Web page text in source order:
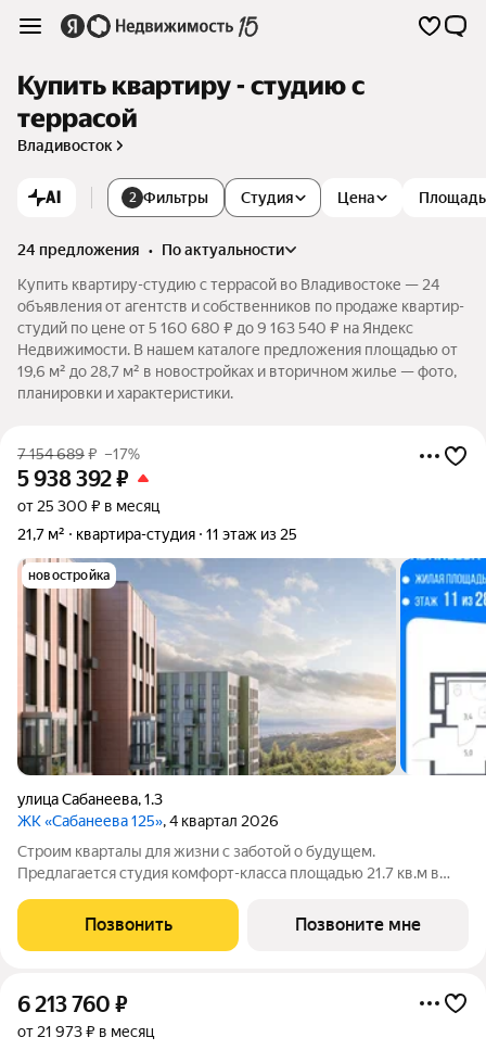
Купить квартиру - студию с
террасой
Владивосток
AI 2 Фильтры Студия Цена Площадь
24 предложения •
по актуальности
Купить квартиру-студию с террасой во Владивостоке — 24
объявления от агентств и собственников по продаже квартир-
студий по цене от 5 160 680 ₽ до 9 163 540 ₽ на Яндекс
Недвижимости. В нашем каталоге предложения площадью от
19,6 м² до 28,7 м² в новостройках и вторичном жилье — фото,
планировки и характеристики.
7 154 689₽ –17%
5 938 392₽
от 25 300 ₽ в месяц
21,7 м²
квартира-студия 11 этаж из 25
новостройка
улица Сабанеева,1.3
ЖК «Сабанеева 125», 4 квартал 2026
Строим кварталы для жизни с заботой о будущем.
Предлагается студия комфорт-класса площадью 21.7 кв.м в
комплексе "Сабанеева 125".В варианте без отделки мы
установили окна и входную дверь,
Позвонить Позвоните мне
6 213 760 ₽
от 21 973 ₽ в месяц